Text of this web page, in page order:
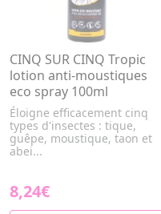
CINQ SUR CINQ Tropic
lotion anti-moustiques
eco spray 100ml
Éloigne efficacement cinq
types d'insectes : tique,
guêpe, moustique, taon et
abei...
8,24€